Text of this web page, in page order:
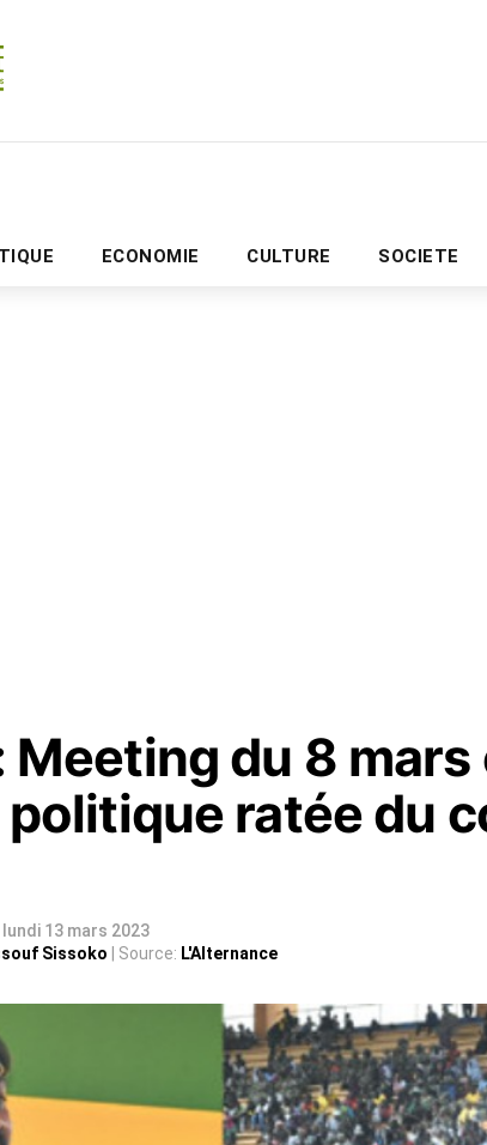
ECONOMIE CULTURE SOCIETE
Meeting du 8 mars
ratée du
lundi 13 mars 2023
Sissoko | Source: L'Alternance